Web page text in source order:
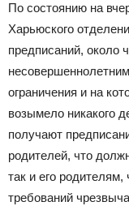
По состоянию на
Харьюского
предписаний, около
ограничения и на
возымело никакого
получают
родителей, что
так и его
требований